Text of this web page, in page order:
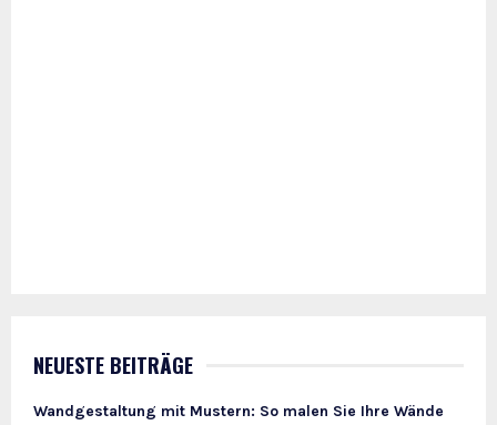
NEUESTE BEITRÄGE
Wandgestaltung mit Mustern: So malen Sie Ihre Wände